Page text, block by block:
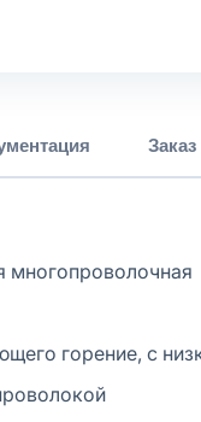
Заказ
многопроволочная
горение, с